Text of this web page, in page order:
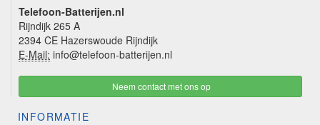
Telefoon-Batterijen.nl
Rijndijk 265 A
2394 CE Hazerswoude Rijndijk
E-Mail: info@telefoon-batterijen.nl
Neem contact met ons op
INFORMATIE